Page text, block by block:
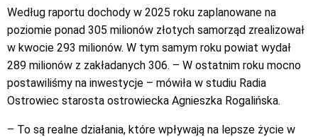
Według raportu dochody w 2025 roku zaplanowane na
poziomie ponad 305 milionów złotych samorząd zrealizował
w kwocie 293 milionów. W tym samym roku powiat wydał
289 milionów z zakładanych 306. – W ostatnim roku mocno
postawiliśmy na inwestycje – mówiła w studiu Radia
Ostrowiec starosta ostrowiecka Agnieszka Rogalińska.
– To są realne działania, które wpływają na lepsze życie w